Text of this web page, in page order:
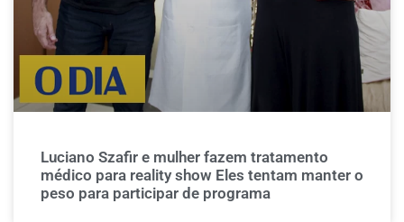
Luciano Szafir e mulher fazem tratamento
médico para reality show Eles tentam manter o
peso para participar de programa